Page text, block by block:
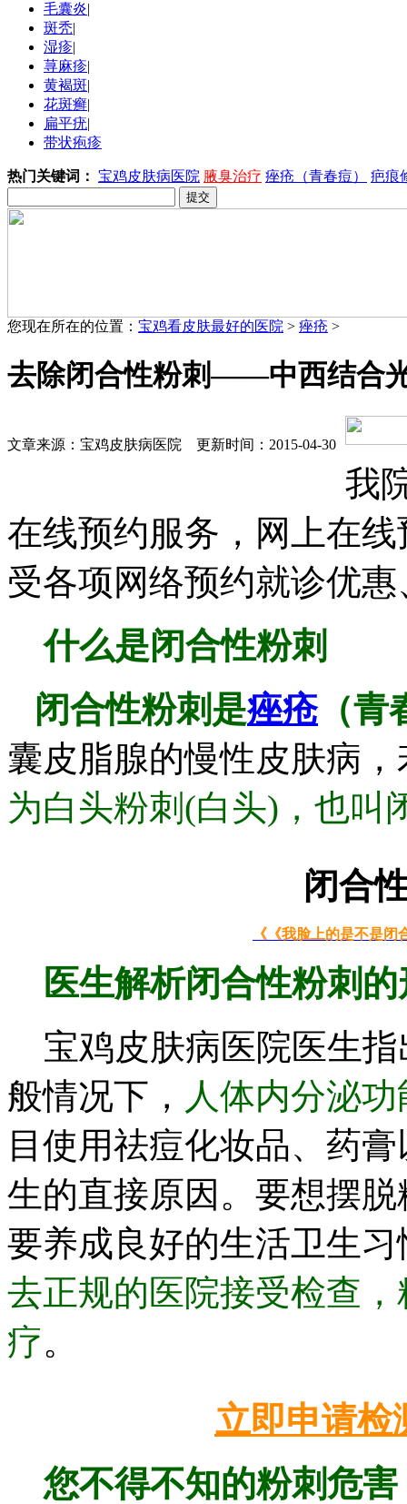
毛囊炎|
斑秃|
湿疹|
荨麻疹|
黄褐斑|
花斑癣|
扁平疣|
带状疱疹
热门关键词： 宝鸡皮肤病医院 腋臭治疗 痤疮（青春痘） 疤痕
您现在所在的位置： 宝鸡看皮肤最好的医院 > 痤疮 >
去除闭合性粉刺——中西结合
文章来源：宝鸡皮肤病医院 更新时间：2015-04-30
我
在线预约服务，网上在
受各项网络预约就诊优
什么是闭合性粉刺
闭合性粉刺是痤疮（青
囊皮脂腺的慢性皮肤病，
为白头粉刺(白头)，也叫
闭合
《《我脸上的是不是闭
医生解析闭合性粉刺
宝鸡皮肤病医院医生指
般情况下， 人体内分泌
目使用祛痘化妆品、药
生的直接原因。要想摆
要养成良好的生活卫生习
去正规的医院接受检查
疗。
立即申请检
您不得不知的粉刺危害